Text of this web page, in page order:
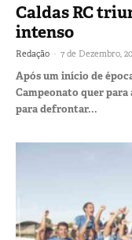
Caldas RC
intenso
Redação - 7 de Dezembro,
Após um início de
Campeonato quer para
para defrontar...